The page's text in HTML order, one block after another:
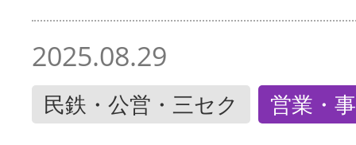
2025.08.29
民鉄・公営・三セク 営業・